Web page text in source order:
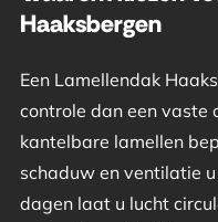
Haaksbergen
Een Lamellendak
controle dan een vaste
kantelbare lamellen
schaduw en ventilatie
dagen laat u lucht